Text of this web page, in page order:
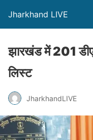
Jharkhand LIVE
झारखंड में 201
लिस्ट
JharkhandLIVE